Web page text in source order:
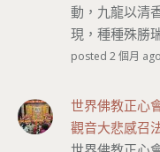
動，九龍以清
現，種種殊勝
posted 2 個月 ago
世界佛教正心
觀音大悲感召